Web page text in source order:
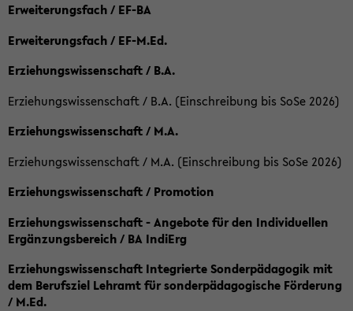
Erweiterungsfach / EF-BA
Erweiterungsfach / EF-M.Ed.
Erziehungswissenschaft / B.A.
Erziehungswissenschaft / B.A. (Einschreibung bis SoSe 2026)
Erziehungswissenschaft / M.A.
Erziehungswissenschaft / M.A. (Einschreibung bis SoSe 2026)
Erziehungswissenschaft / Promotion
Erziehungswissenschaft - Angebote für den Individuellen
Ergänzungsbereich / BA IndiErg
Erziehungswissenschaft Integrierte Sonderpädagogik mit
dem Berufsziel Lehramt für sonderpädagogische Förderung
/ M.Ed.